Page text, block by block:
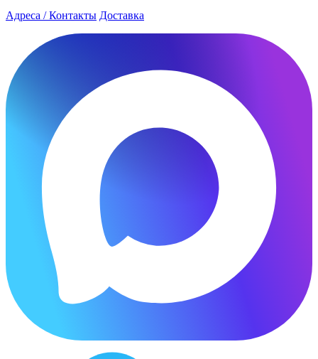
Адреса / Контакты Доставка